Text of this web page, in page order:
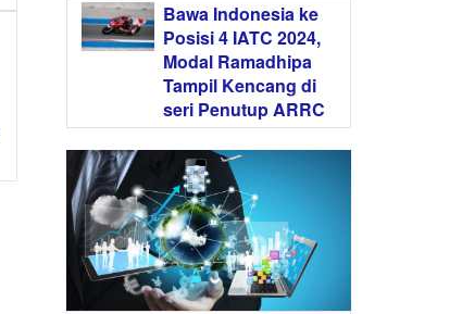
Bawa Indonesia ke
Posisi 4 IATC 2024,
Modal Ramadhipa
Tampil Kencang di
seri Penutup ARRC